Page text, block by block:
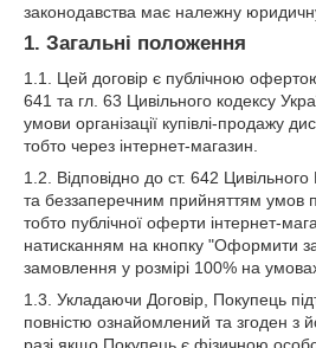
законодавства має належну
1. Загальні положення
1.1. Цей договір є публічною
641 та гл. 63 Цивільного кодексу
умови організації купівлі-продажу
тобто через інтернет-магазин.
1.2. Відповідно до ст. 642
та беззаперечним прийняттям умов
тобто публічної оферти інтернет-
натисканням на кнопку "Оформити
замовлення у розмірі 100% на
1.3. Укладаючи Договір, Покупець
повністю ознайомлений та згоден з